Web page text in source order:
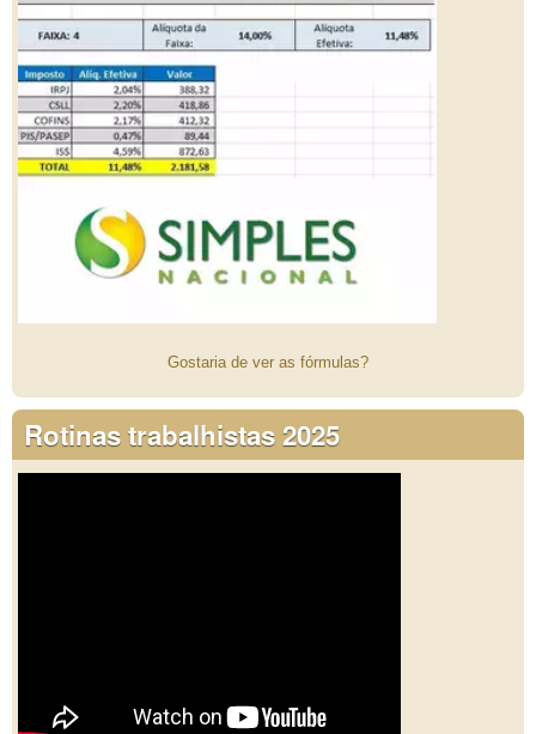
Gostaria de ver as fórmulas?
Rotinas trabalhistas 2025